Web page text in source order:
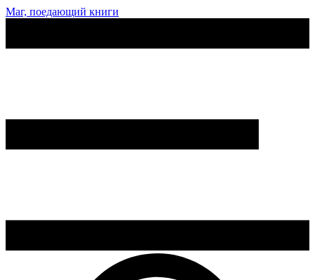
Маг, поедающий книги